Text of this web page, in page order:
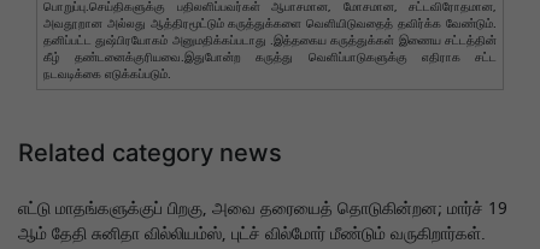
பொறுப்பு.செய்திகளுக்கு பதிலளிப்பவர்கள் ஆபாசமான, மோசமான, சட்டவிரோதமான,
அவதூறான அல்லது ஆத்திரமூட்டும் கருத்துக்களை வெளியிடுவதைத் தவிர்க்க வேண்டும்.
தனிப்பட்ட துஷ்பிரயோகம் அனுமதிக்கப்படாது .இத்தகைய கருத்துக்கள் இணைய சட்டத்தின்
கீழ் தண்டனைக்குரியவை.இதுபோன்ற கருத்து வெளிப்பாடுகளுக்கு எதிராக சட்ட
நடவடிக்கை எடுக்கப்படும்.
Related category news
எட்டு மாதங்களுக்குப் பிறகு, அவை தரையைத் தொடுகின்றன; மார்ச் 19
ஆம் தேதி சுனிதா வில்லியம்ஸ், புட்ச் வில்மோர் மீண்டும் வருகிறார்கள்.